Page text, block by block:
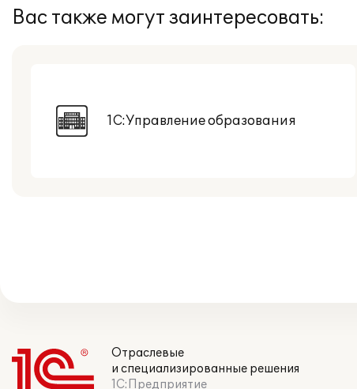
Вас также могут заинтересовать:
1С:Управление образования
Отраслевые
и специализированные решения
1С:Предприятие